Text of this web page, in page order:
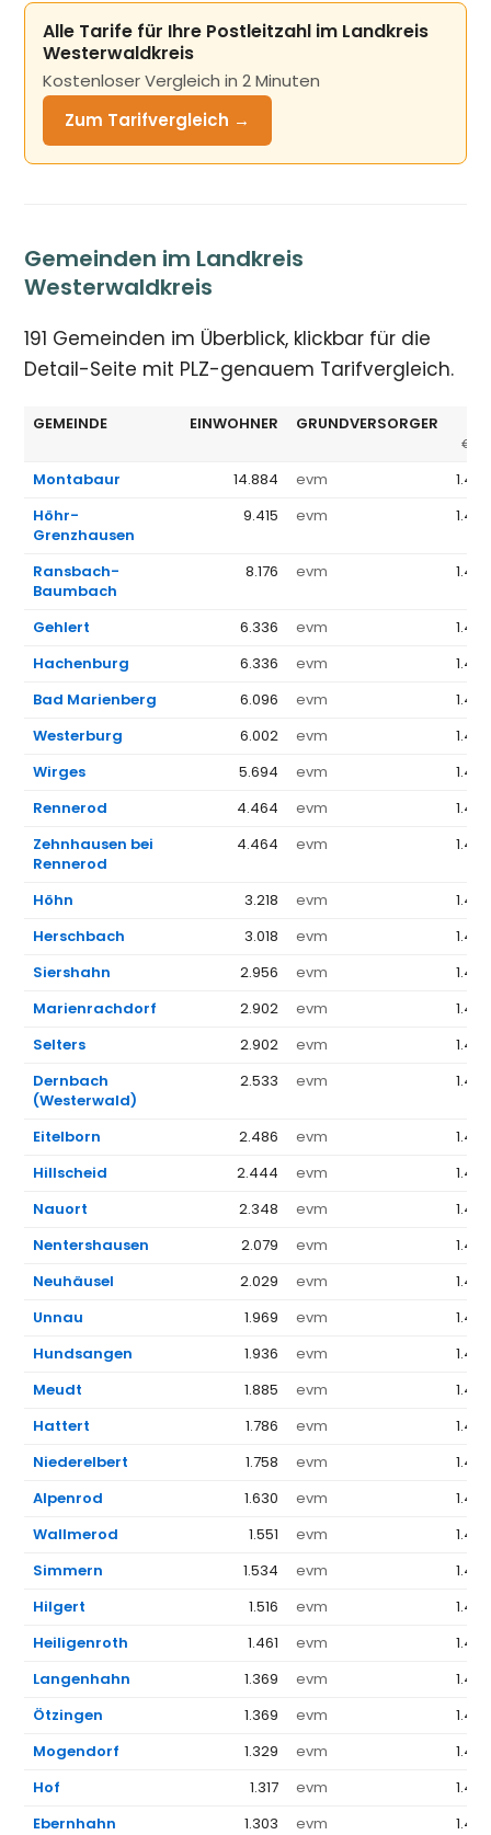
Alle Tarife für Ihre Postleitzahl im Landkreis
Westerwaldkreis
Kostenloser Vergleich in 2 Minuten
Zum Tarifvergleich →
Gemeinden im Landkreis
Westerwaldkreis
191 Gemeinden im Überblick, klickbar für die
Detail-Seite mit PLZ-genauem Tarifvergleich.
GEMEINDE EINWOHNER GRUNDVERSORGER
€/
Montabaur 14.884 evm
Höhr-
Grenzhausen
9.415 evm
Ransbach-
Baumbach
8.176 evm
Gehlert 6.336 evm
Hachenburg
6.336 evm
Bad Marienberg
6.096 evm
Westerburg
6.002 evm
Wirges
5.694 evm
Rennerod
4.464 evm
Zehnhausen bei
Rennerod
4.464 evm
Höhn 3.218 evm
Herschbach
3.018 evm
Siershahn
2.956 evm
Marienrachdorf
2.902 evm
Selters
2.902 evm
Dernbach
(Westerwald)
2.533 evm
Eitelborn 2.486 evm
Hillscheid
2.444 evm
Nauort
2.348 evm
Nentershausen
2.079 evm
Neuhäusel
2.029 evm
Unnau
1.969 evm
Hundsangen
1.936 evm
Meudt
1.885 evm
Hattert
1.786 evm
Niederelbert
1.758 evm
Alpenrod
1.630 evm
Wallmerod
1.551 evm
Simmern
1.534 evm
Hilgert
1.516 evm
Heiligenroth
1.461 evm
Langenhahn
1.369 evm
Ötzingen
1.369 evm
Mogendorf
1.329 evm
Hof
1.317 evm
Ebernhahn
1.303 evm